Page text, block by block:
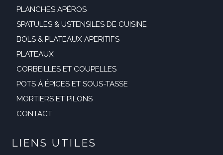
PLANCHES APÉROS
SPATULES & USTENSILES DE CUISINE
BOLS & PLATEAUX APERITIFS
PLATEAUX
CORBEILLES ET COUPELLES
POTS À ÉPICES ET SOUS-TASSE
MORTIERS ET PILONS
CONTACT
LIENS UTILES